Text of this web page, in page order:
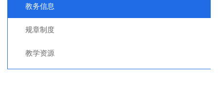
教务信息
规章制度
教学资源